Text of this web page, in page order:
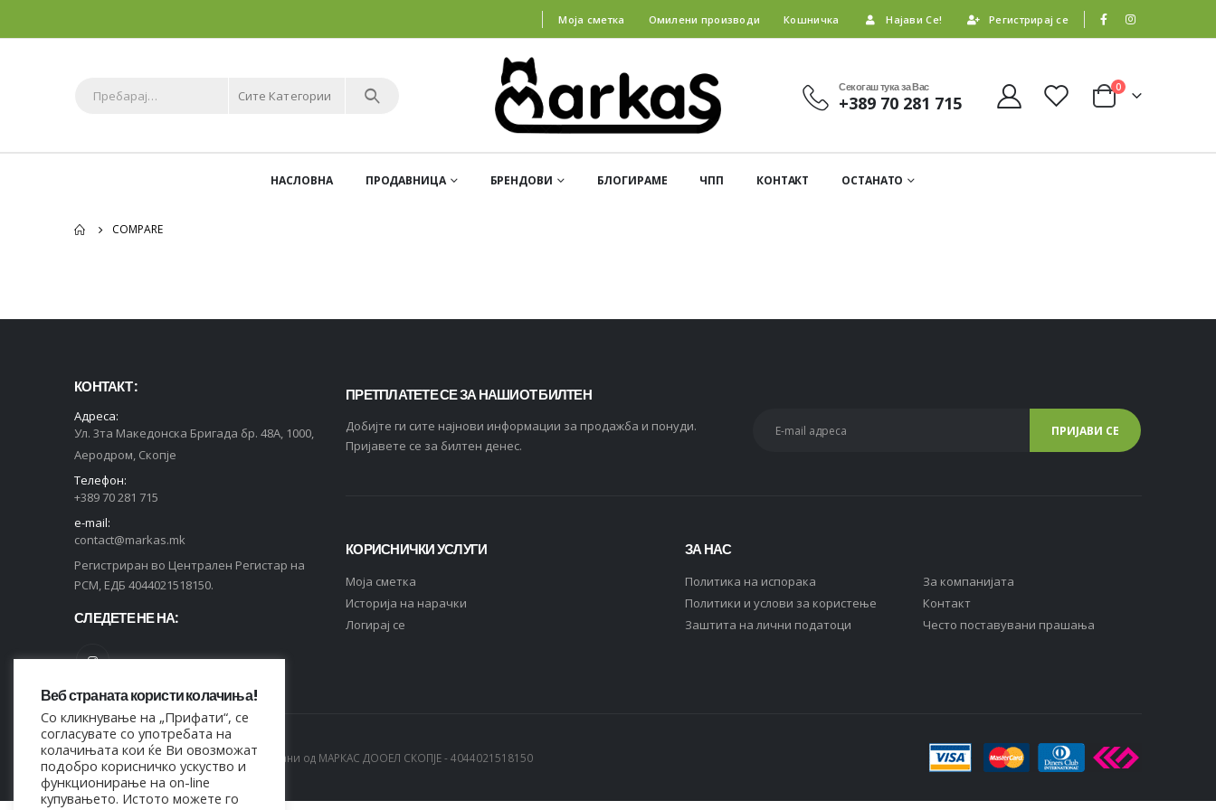
Моја сметка Омилени производи Кошничка Најави Се! Регистрирај се
Сите Категории
Секогаш тука за Вас
+389 70 281 715
0
НАСЛОВНА ПРОДАВНИЦА БРЕНДОВИ БЛОГИРАМЕ ЧПП КОНТАКТ ОСТАНАТО
COMPARE
КОНТАКТ :
Адреса:
Ул. 3та Македонска Бригада бр. 48А, 1000,
Аеродром, Скопје
Телефон:
+389 70 281 715
e-mail:
contact@markas.mk
Регистриран во Централен Регистар на
РСМ, ЕДБ 4044021518150.
СЛЕДЕТЕ НЕ НА:
ПРЕТПЛАТЕТЕ СЕ ЗА НАШИОТ БИЛТЕН
Добијте ги сите најнови информации за продажба и понуди.
Пријавете се за билтен денес.
КОРИСНИЧКИ УСЛУГИ
Moja сметка
Историја на нарачки
Логирај се
ЗА НАС
Политика на испорака
Политики и услови за користење
Заштита на лични податоци
За компанијата
Контакт
Често поставувани прашања
© Copyright 2021. Сите права се задржани од МАРКАС ДООЕЛ СКОПЈЕ - 4044021518150
Веб страната користи колачиња!
Со кликнување на „Прифати“, се
согласувате со употребата на
колачињата кои ќе Ви овозможат
подобро корисничко ускуство и
функционирање на on-line
купувањето. Истото можете го